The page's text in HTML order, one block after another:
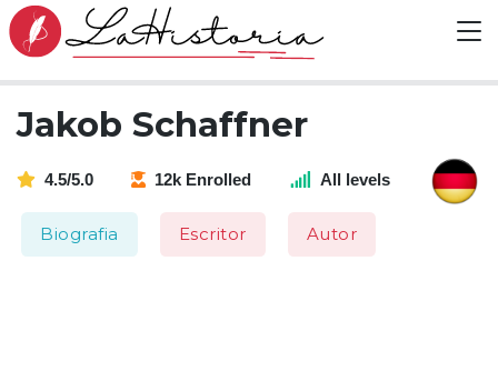
Jakob Schaffner
4.5/5.0 12k Enrolled All levels
Biografia Escritor Autor